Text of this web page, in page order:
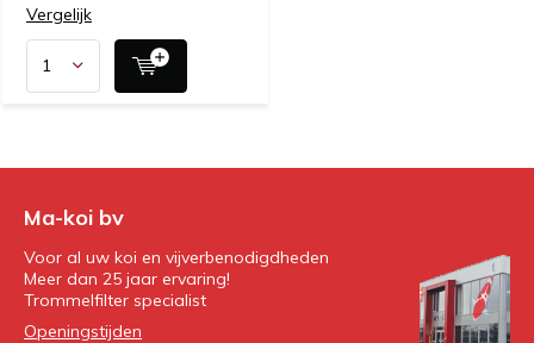
Vergelijk
Ma-koi bv
Voor al uw koi en vijverbenodigdheden
Meer dan 25 jaar ervaring!
Trommelfilter specialist
Openingstijden